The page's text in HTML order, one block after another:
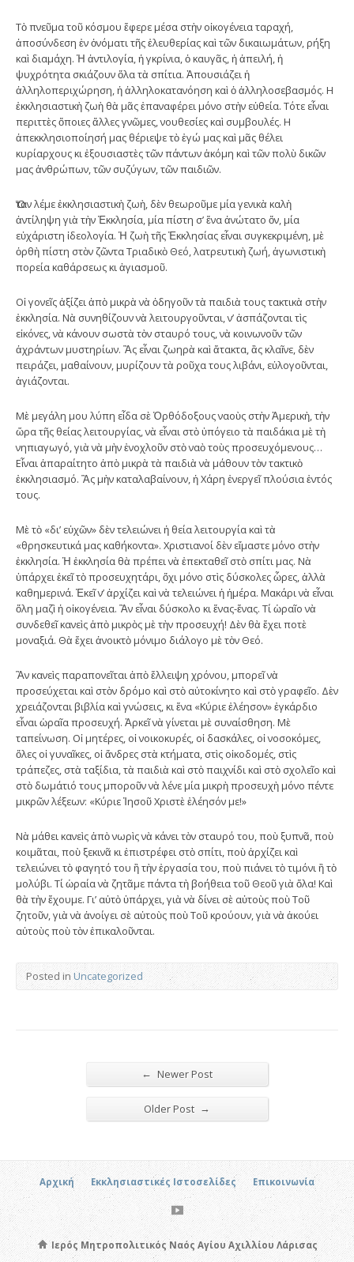
Τὸ πνεῦμα τοῦ κόσμου ἔφερε μέσα στὴν οἰκογένεια ταραχή,
ἀποσύνδεση ἐν ὀνόματι τῆς ἐλευθερίας καὶ τῶν δικαιωμάτων, ρήξη
καὶ διαμάχη. Ἡ ἀντιλογία, ἡ γκρίνια, ὁ καυγᾶς, ἡ ἀπειλή, ἡ
ψυχρότητα σκιάζουν ὅλα τὰ σπίτια. Ἀπουσιάζει ἡ
ἀλληλοπεριχώρηση, ἡ ἀλληλοκατανόηση καὶ ὁ ἀλληλοσεβασμός. Η
ἐκκλησιαστικὴ ζωὴ θὰ μᾶς ἐπαναφέρει μόνο στὴν εὐθεία. Τότε εἶναι
περιττὲς ὅποιες ἄλλες γνῶμες, νουθεσίες καὶ συμβουλές. Η
ἀπεκκλησιοποίησή μας θέριεψε τὸ ἐγώ μας καὶ μᾶς θέλει
κυρίαρχους κι ἐξουσιαστὲς τῶν πάντων ἀκόμη καὶ τῶν πολὺ δικῶν
μας ἀνθρώπων, τῶν συζύγων, τῶν παιδιῶν.
Ὅταν λέμε ἐκκλησιαστικὴ ζωὴ, δὲν θεωροῦμε μία γενικὰ καλὴ
ἀντίληψη γιὰ τὴν Ἐκκλησία, μία πίστη σ’ ἕνα ἀνώτατο ὄν, μία
εὐχάριστη ἰδεολογία. Ἡ ζωὴ τῆς Ἐκκλησίας εἶναι συγκεκριμένη, μὲ
ὀρθὴ πίστη στὸν ζῶντα Τριαδικὸ Θεό, λατρευτικὴ ζωή, ἀγωνιστικὴ
πορεία καθάρσεως κι ἁγιασμοῦ.
Οἱ γονεῖς ἀξίζει ἀπὸ μικρὰ νὰ ὁδηγοῦν τὰ παιδιὰ τους τακτικὰ στὴν
ἐκκλησία. Νὰ συνηθίζουν νὰ λειτουργοῦνται, ν’ ἀσπάζονται τὶς
εἰκόνες, νὰ κάνουν σωστὰ τὸν σταυρό τους, νὰ κοινωνοῦν τῶν
ἀχράντων μυστηρίων. Ἂς εἶναι ζωηρὰ καὶ ἄτακτα, ἂς κλαῖνε, δὲν
πειράζει, μαθαίνουν, μυρίζουν τὰ ροῦχα τους λιβάνι, εὐλογοῦνται,
ἁγιάζονται.
Μὲ μεγάλη μου λύπη εἶδα σὲ Ὀρθόδοξους ναοὺς στὴν Ἀμερικὴ, τὴν
ὥρα τῆς θείας λειτουργίας, νὰ εἶναι στὸ ὑπόγειο τὰ παιδάκια μὲ τὴ
νηπιαγωγό, γιὰ νὰ μὴν ἐνοχλοῦν στὸ ναὸ τοὺς προσευχόμενους…
Εἶναι ἀπαραίτητο ἀπὸ μικρὰ τὰ παιδιὰ νὰ μάθουν τὸν τακτικὸ
ἐκκλησιασμό. Ἂς μὴν καταλαβαίνουν, ἡ Χάρη ἐνεργεῖ πλούσια ἐντός
τους.
Μὲ τὸ «δι’ εὐχῶν» δὲν τελειώνει ἡ θεία λειτουργία καὶ τὰ
«θρησκευτικά μας καθήκοντα». Χριστιανοί δὲν εἴμαστε μόνο στὴν
ἐκκλησία. Ἡ ἐκκλησία θὰ πρέπει νὰ ἐπεκταθεῖ στὸ σπίτι μας. Νὰ
ὑπάρχει ἐκεῖ τὸ προσευχητάρι, ὄχι μόνο στὶς δύσκολες ὧρες, ἀλλὰ
καθημερινά. Ἐκεῖ ν’ ἀρχίζει καὶ νὰ τελειώνει ἡ ἡμέρα. Μακάρι νὰ εἶναι
ὅλη μαζὶ ἡ οἰκογένεια. Ἂν εἶναι δύσκολο κι ἕνας-ἕνας. Τί ὡραῖο νὰ
συνδεθεῖ κανεὶς ἀπὸ μικρὸς μὲ τὴν προσευχή! Δὲν θὰ ἔχει ποτὲ
μοναξιά. Θὰ ἔχει ἀνοικτὸ μόνιμο διάλογο μὲ τὸν Θεό.
Ἂν κανεὶς παραπονεῖται ἀπὸ ἔλλειψη χρόνου, μπορεῖ νὰ
προσεύχεται καὶ στὸν δρόμο καὶ στὸ αὐτοκίνητο καὶ στὸ γραφεῖο. Δὲν
χρειάζονται βιβλία καὶ γνώσεις, κι ἕνα «Κύριε ἐλέησον» ἐγκάρδιο
εἶναι ὡραῖα προσευχή. Ἀρκεῖ νὰ γίνεται μὲ συναίσθηση. Μὲ
ταπείνωση. Οἱ μητέρες, οἱ νοικοκυρές, οἱ δασκάλες, οἱ νοσοκόμες,
ὅλες οἱ γυναῖκες, οἱ ἄνδρες στὰ κτήματα, στὶς οἰκοδομές, στὶς
τράπεζες, στὰ ταξίδια, τὰ παιδιὰ καὶ στὸ παιχνίδι καὶ στὸ σχολεῖο καὶ
στὸ δωμάτιό τους μποροῦν νὰ λένε μία μικρὴ προσευχὴ μόνο πέντε
μικρῶν λέξεων: «Κύριε Ἰησοῦ Χριστὲ ἐλέησόν με!»
Νὰ μάθει κανεὶς ἀπὸ νωρὶς νὰ κάνει τὸν σταυρό του, ποὺ ξυπνᾶ, ποὺ
κοιμᾶται, ποὺ ξεκινᾶ κι ἐπιστρέφει στὸ σπίτι, ποὺ ἀρχίζει καὶ
τελειώνει τὸ φαγητό του ἢ τὴν ἐργασία του, ποὺ πιάνει τὸ τιμόνι ἢ τὸ
μολύβι. Τί ὡραία νὰ ζητᾶμε πάντα τὴ βοήθεια τοῦ Θεοῦ γιὰ ὅλα! Καὶ
θὰ τὴν ἔχουμε. Γι’ αὐτὸ ὑπάρχει, γιὰ νὰ δίνει σὲ αὐτοὺς ποὺ Τοῦ
ζητοῦν, γιὰ νὰ ἀνοίγει σὲ αὐτοὺς ποὺ Τοῦ κρούουν, γιὰ νὰ ἀκούει
αὐτοὺς ποὺ τὸν ἐπικαλοῦνται.
Posted in Uncategorized
← Newer Post
Older Post →
Αρχική Εκκλησιαστικές Ιστοσελίδες Επικοινωνία
Ιερός Μητροπολιτικός Ναός Αγίου Αχιλλίου Λάρισας